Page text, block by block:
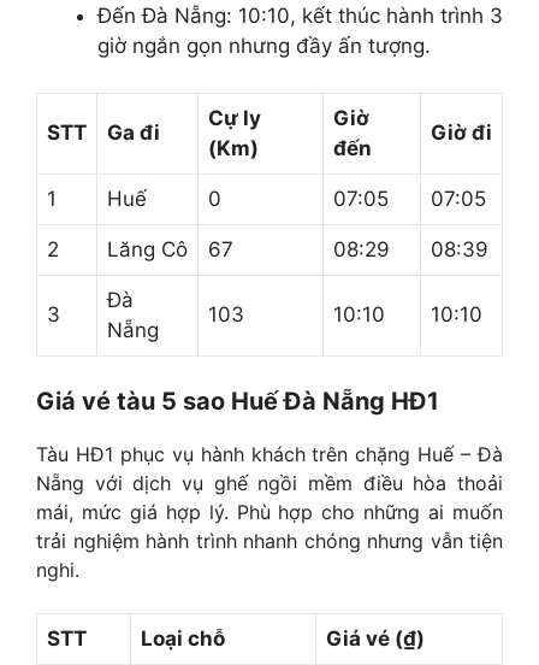
Đến Đà Nẵng: 10:10, kết thúc hành trình 3
giờ ngắn gọn nhưng đầy ấn tượng.
STT Ga đi
Cự ly
(Km)
Giờ
đến
Giờ đi
1 Huế 0 07:05 07:05
2 Lăng Cô 67 08:29 08:39
3
Đà
Nẵng
103 10:10 10:10
Giá vé tàu 5 sao Huế Đà Nẵng HĐ1
Tàu HĐ1 phục vụ hành khách trên chặng Huế – Đà
Nẵng với dịch vụ ghế ngồi mềm điều hòa thoải
mái, mức giá hợp lý. Phù hợp cho những ai muốn
trải nghiệm hành trình nhanh chóng nhưng vẫn tiện
nghi.
STT Loại chỗ Giá vé (₫)